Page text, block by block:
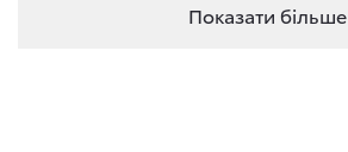
Показати більше